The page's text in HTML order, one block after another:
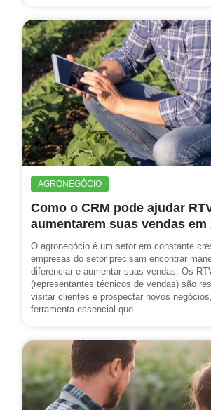
AGRONEGÓCIO
Como o CRM pode ajudar
aumentarem suas vendas em
O agronegócio é um setor em constante
empresas do setor precisam encontrar
diferenciar e aumentar suas vendas. Os
(representantes técnicos de vendas) são
visitar clientes e prospectar novos
ferramenta essencial que...